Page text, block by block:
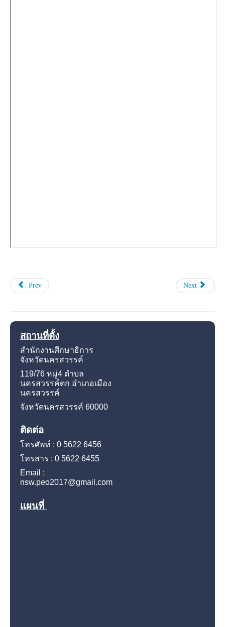
Prev Next
สถานที่ตั้ง
สำนักงานศึกษาธิการ
จังหวัดนครสวรรค์
119/76 หมู่4 ตำบล
นครสวรรค์ตก อำเภอเมือง
นครสวรรค์
จังหวัดนครสวรรค์ 60000
ติดต่อ
โทรศัพท์ : 0 5622 6456
โทรสาร : 0 5622 6455
Email :
nsw.peo2017@gmail.com
แผนที่